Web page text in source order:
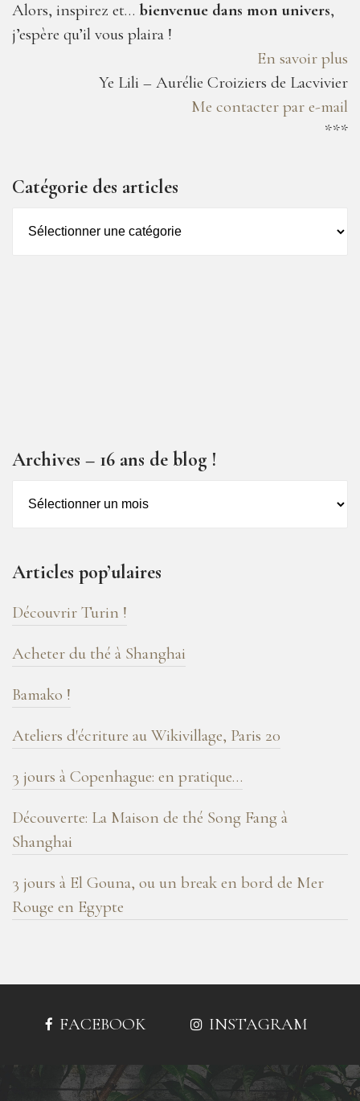
Alors, inspirez et… bienvenue dans mon univers,
j’espère qu’il vous plaira !
En savoir plus
Ye Lili – Aurélie Croiziers de Lacvivier
Me contacter par e-mail
***
Catégorie des articles
des
Archives – 16 ans de blog !
de
blog
!
Articles pop’ulaires
Découvrir Turin !
Acheter du thé à Shanghai
Bamako !
Ateliers d'écriture au Wikivillage, Paris 20
3 jours à Copenhague: en pratique…
Découverte: La Maison de thé Song Fang à
Shanghai
3 jours à El Gouna, ou un break en bord de Mer
Rouge en Egypte
FACEBOOK INSTAGRAM